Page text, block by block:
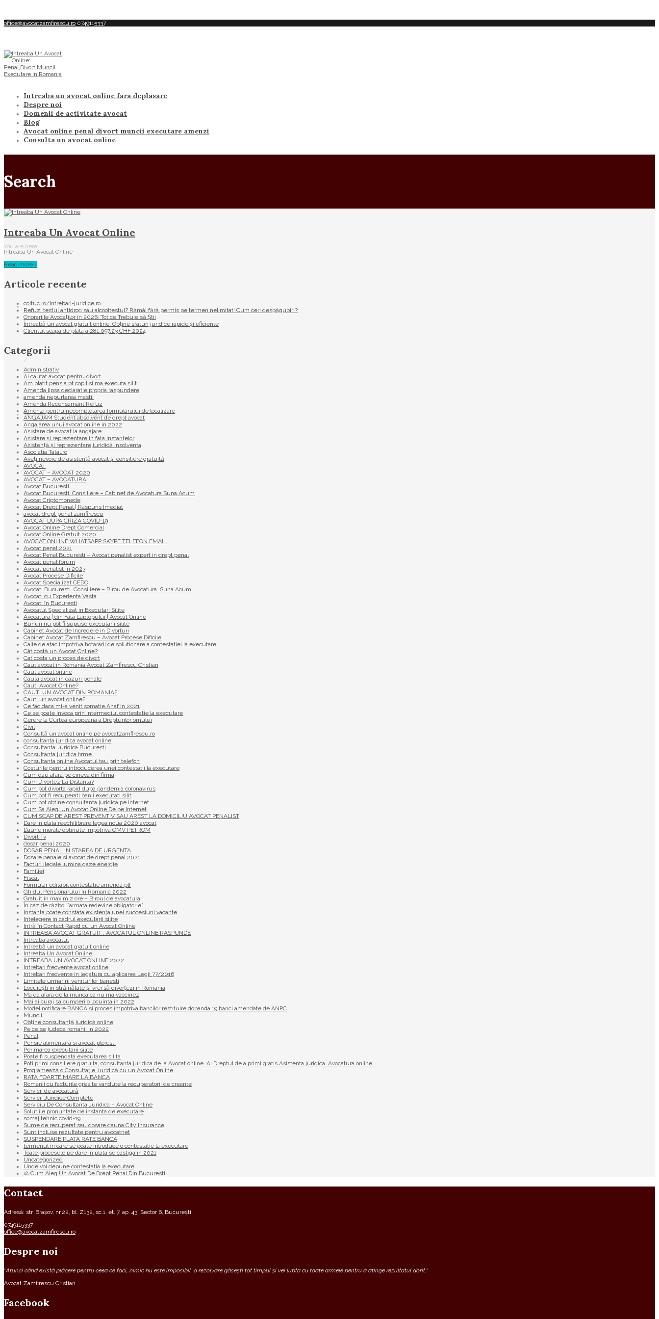
office@avocatzamfirescu.ro 0749115337
Intreaba un avocat online fara deplasare
Despre noi
Domenii de activitate avocat
Blog
Avocat online penal divort muncii executare amenzi
Consulta un avocat online
Search
You are here:
/
Tag search for: Munca la domiciliu
Intreaba Un Avocat Online
Intreaba Un Avocat Online
Read more ›
Articole recente
coltuc.ro/intrebari-juridice.ro
Refuzi testul antidrog sau alcooltestul? Rămâi fără permis pe termen nelimitat! Cum ceri despăgubiri?
Onorariile Avocaților în 2026: Tot ce Trebuie să Știi
Întreabă un avocat gratuit online: Obține sfaturi juridice rapide și eficiente
Clientul scapa de plata a 281.097,23 CHF.2024
Categorii
Administrativ
Ai cautat avocat pentru divort
Am platit pensia pt copil si ma executa silit
Amenda lipsa declaratie propria raspundere
amenda nepurtarea mastii
Amenda Recensamant Refuz
Amenzi pentru necompletarea formularului de localizare
ANGAJAM Student absolvent de drept avocat
Angajarea unui avocat online in 2022
Asistare de avocat la angajare
Asistare și reprezentare în fața instanțelor
Asistență și reprezentare juridică insolventa
Asociatia Tatal.ro
Aveţi nevoie de asistenţă avocat şi consiliere gratuită
AVOCAT
AVOCAT – AVOCAT 2020
AVOCAT – AVOCATURA
Avocat Bucuresti
Avocat Bucuresti. Consiliere – Cabinet de Avocatura Suna Acum
Avocat Criptomonede
Avocat Drept Penal | Raspuns Imediat
avocat drept penal zamfirescu
AVOCAT DUPA CRIZA COVID-19
Avocat Online Drept Comercial
Avocat Online Gratuit 2020
AVOCAT ONLINE WHATSAPP SKYPE TELEFON EMAIL
Avocat penal 2021
Avocat Penal Bucuresti – Avocat penalist expert in drept penal
Avocat penal forum
Avocat penalist in 2023
Avocat Procese Dificile
Avocat Specializat CEDO
Avocati Bucuresti. Consiliere – Birou de Avocatura. Suna Acum
Avocati cu Experienta Vasta
Avocati în Bucuresti
Avocatul Specializat in Executari Silite
Avocatura | din Fata Laptopului | Avocat Online
Bunuri nu pot fi supuse executarii silite
Cabinet Avocat de Incredere in Divorturi
Cabinet Avocat Zamfirescu – Avocat Procese Dificile
Caile de atac impotriva hotararii de solutionare a contestatiei la executare
Cât costă un Avocat Online?
Cat costa un proces de divort
Caut avocat in Romania Avocat Zamfirescu Cristian
Caut avocat online
Cauta avocat in cazuri penale
Cauti Avocat Online?
CAUTI UN AVOCAT DIN ROMANIA?
Cauti un avocat online?
Ce fac daca mi-a venit somatie Anaf in 2021
Ce se poate invoca prin intermediul contestatie la executare
Cerere la Curtea europeana a Drepturilor omului
Civil
Consultă un avocat online pe avocatzamfirescu.ro
consultanta juridica avocat online
Consultanta Juridica Bucuresti
Consultanta juridica firme
Consultanta online Avocatul tau prin telefon
Costurile pentru introducerea unei contestatii la executare
Cum dau afara pe cineva din firma
Cum Divortez La Distanta?
Cum pot divorta rapid dupa pandemia coronavirus
Cum pot fi recuperati banii executati silit
Cum pot obtine consultanta juridica pe internet
Cum Sa Alegi Un Avocat Online De pe Internet
CUM SCAP DE AREST PREVENTIV SAU AREST LA DOMICILIU:AVOCAT PENALIST
Dare in plata reechilibrare legea noua 2020 avocat
Daune morale obtinute impotriva OMV PETROM
Divort Tv
dosar penal 2020
DOSAR PENAL IN STAREA DE URGENTA
Dosare penale si avocat de drept penal 2021
Facturi ilegale lumina gaze energie
Familiei
Fiscal
Formular editabil contestatie amenda plf
Ghidul Pensionarului In Romania 2022
Gratuit in maxim 2 ore – Biroul de avocatura
În caz de război ”armata redevine obligatorie”
Instanța poate constata existenţa unei succesiuni vacante
Intelegere in cadrul executarii silite
Intră în Contact Rapid cu un Avocat Online
INTREABA AVOCAT GRATUIT : AVOCATUL ONLINE RASPUNDE
Intreaba avocatul
Întreabă un avocat gratuit online
Intreaba Un Avocat Online
INTREABA UN AVOCAT ONLINE 2022
Intrebari frecvente avocat online
Intrebari frecvente in legatura cu aplicarea Legii 77/2016
Limitele urmaririi veniturilor banesti
Locuiești în străinătate și vrei să divorțezi in Romania
Ma da afara de la munca ca nu ma vaccinez
Mai ai curaj sa cumperi o locuinta in 2022
Model notificare BANCA si proces impotriva bancilor restituire dobanda 19 banci amendate de ANPC
Muncii
Obține consultanță juridică online
Pe ce se judeca romanii in 2022
Penal
Pensie alimentara si avocat ploiesti
Perimarea executarii silite
Poate fi suspendata executarea silita
Poti primi consiliere gratuita, consultanta juridica de la Avocat online. Ai Dreptul de a primi gratis Asistenta juridica. Avocatura online.
Programează o Consultație Juridică cu un Avocat Online
RATA FOARTE MARE LA BANCA
Romanii cu facturile gresite vandute la recuperatorii de creante
Servicii de avocatură
Servicii Juridice Complete
Serviciu De Consultanta Juridica – Avocat Online
Solutiile pronuntate de instanta de executare
somaj tehnic covid-19
Sume de recuperat sau dosare dauna City Insurance
Sunt incluse rezultate pentru avocatnet
SUSPENDARE PLATA RATE BANCA
termenul in care se poate introduce o contestatie la executare
Toate procesele pe dare in plata se castiga in 2021
Uncategorized
Unde voi depune contestatia la executare
⚖ Cum Aleg Un Avocat De Drept Penal Din Bucuresti
Contact
Adresă: str. Brașov, nr.22, bl. Z132, sc.1, et. 7, ap. 43, Sector 6, București
0749115337
office@avocatzamfirescu.ro
Despre noi
“Atunci când există plăcere pentru ceea ce faci, nimic nu este imposibil, o rezolvare găsești tot timpul și vei lupta cu toate armele pentru a atinge rezultatul dorit.“
Avocat Zamfirescu Cristian
Facebook